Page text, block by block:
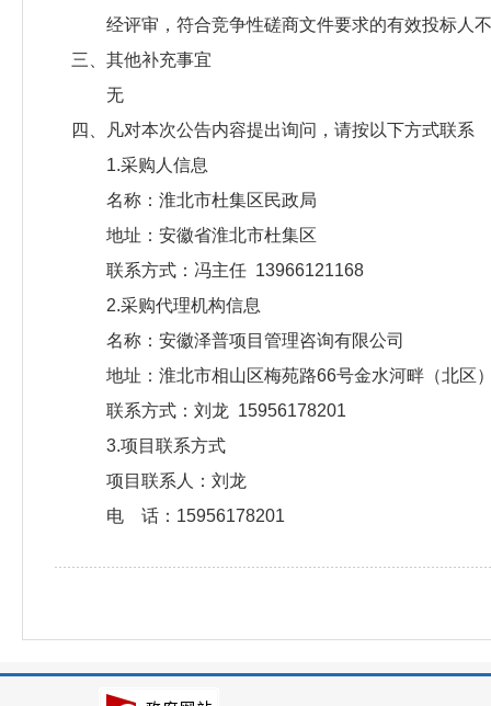
经评审，符合竞争性磋商文件要求的有效投标人
三、其他补充事宜
无
四、凡对本次公告内容提出询问，请按以下方式联系
1.采购人信息
名称：淮北市杜集区民政局
地址：安徽省淮北市杜集区
联系方式：冯主任 13966121168
2.采购代理机构信息
名称：安徽泽普项目管理咨询有限公司
地址：淮北市相山区梅苑路66号金水河畔（北区
联系方式：刘龙 15956178201
3.项目联系方式
项目联系人：刘龙
电 话：15956178201